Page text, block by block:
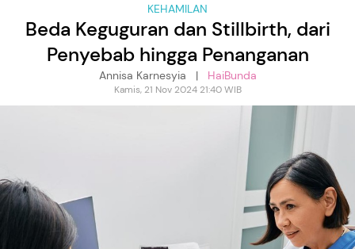
KEHAMILAN
Beda Keguguran dan Stillbirth, dari
Penyebab hingga Penanganan
Annisa Karnesyia | HaiBunda
Kamis, 21 Nov 2024 21:40 WIB